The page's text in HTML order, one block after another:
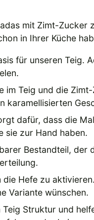
mit Zimt-Zucker
in Ihrer Küche
für unseren Teig.
im Teig und die
karamellisierten
dafür, dass die
sie zur Hand haben.
Bestandteil, der
die Hefe zu
Variante wünschen.
Teig Struktur und